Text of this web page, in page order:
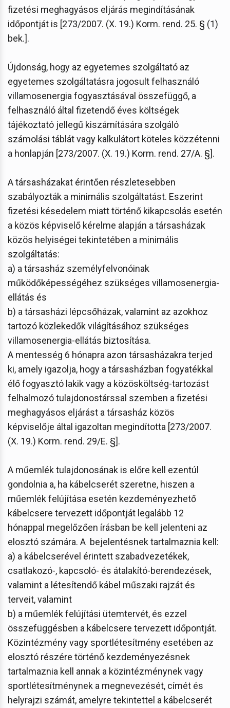
fizetési meghagyásos eljárás megindításának
időpontját is [273/2007. (X. 19.) Korm. rend. 25. § (1)
bek.].
Újdonság, hogy az egyetemes szolgáltató az
egyetemes szolgáltatásra jogosult felhasználó
villamosenergia fogyasztásával összefüggő, a
felhasználó által fizetendő éves költségek
tájékoztató jellegű kiszámítására szolgáló
számolási táblát vagy kalkulátort köteles közzétenni
a honlapján [273/2007. (X. 19.) Korm. rend. 27/A. §].
A társasházakat érintően részletesebben
szabályozták a minimális szolgáltatást. Eszerint
fizetési késedelem miatt történő kikapcsolás esetén
a közös képviselő kérelme alapján a társasházak
közös helyiségei tekintetében a minimális
szolgáltatás:
a) a társasház személyfelvonóinak
működőképességéhez szükséges villamosenergia-
ellátás és
b) a társasházi lépcsőházak, valamint az azokhoz
tartozó közlekedők világításához szükséges
villamosenergia-ellátás biztosítása.
A mentesség 6 hónapra azon társasházakra terjed
ki, amely igazolja, hogy a társasházban fogyatékkal
élő fogyasztó lakik vagy a közösköltség-tartozást
felhalmozó tulajdonostárssal szemben a fizetési
meghagyásos eljárást a társasház közös
képviselője által igazoltan megindította [273/2007.
(X. 19.) Korm. rend. 29/E. §].
A műemlék tulajdonosának is előre kell ezentúl
gondolnia a, ha kábelcserét szeretne, hiszen a
műemlék felújítása esetén kezdeményezhető
kábelcsere tervezett időpontját legalább 12
hónappal megelőzően írásban be kell jelenteni az
elosztó számára. A bejelentésnek tartalmaznia kell:
a) a kábelcserével érintett szabadvezetékek,
csatlakozó-, kapcsoló- és átalakító-berendezések,
valamint a létesítendő kábel műszaki rajzát és
terveit, valamint
b) a műemlék felújítási ütemtervét, és ezzel
összefüggésben a kábelcsere tervezett időpontját.
Közintézmény vagy sportlétesítmény esetében az
elosztó részére történő kezdeményezésnek
tartalmaznia kell annak a közintézménynek vagy
sportlétesítménynek a megnevezését, címét és
helyrajzi számát, amelyre tekintettel a kábelcserét